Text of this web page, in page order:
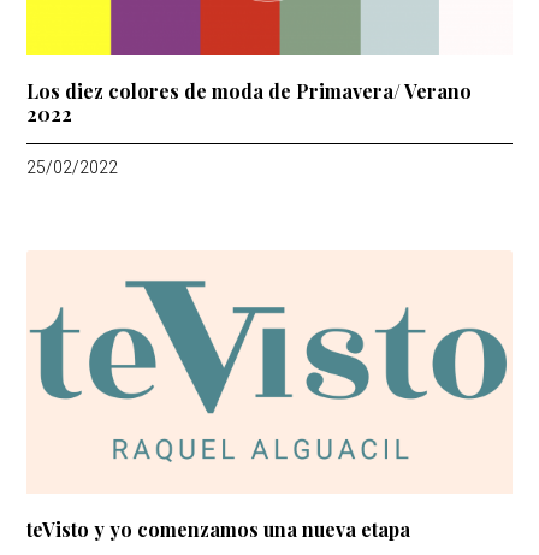
Los diez colores de moda de Primavera/ Verano
2022
25/02/2022
teVisto y yo comenzamos una nueva etapa